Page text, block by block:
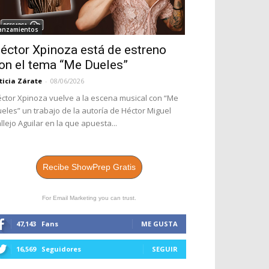
Xpinoza está de estreno
el tema “Me Dueles”
Zárate - 08/06/2026
Xpinoza vuelve a la escena musical con “Me
un trabajo de la autoría de Héctor Miguel
Aguilar en la que apuesta...
Recibe ShowPrep Gratis
For Email Marketing you can trust.
47,143 Fans ME GUSTA
16,569 Seguidores SEGUIR